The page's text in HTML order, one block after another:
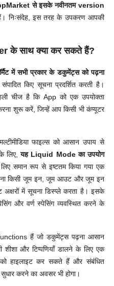
से इसके नवीनतम version
निःसंदेह, इस तरह के उपकरण आपकी
के साथ क्या कर सकते हैं?
में सभी प्रकार के डकुमेंट्स को पढ़ना
किए सूचना प्रदर्शित करती है।
चीज है कि App को एक उपयोक्ता
शुरू करें, जिन्हें आप किसी भी कंप्यूटर
फाइल्स को आसान उपाय से
लिए,यह Liquid Mode का उपयोग
समान रूप से इष्टतम किया गया एक
किसी जूम इन, जूम आउट और जूम इन
में सूचना डिस्प्ले करता है। इसके
और वर्ण स्पेसिंग व्यवस्थित करने के
हैं जो डकुमेंट्स पढ़ना आसान
और टिप्पणियाँ डालने के लिए एक
हाइलाइट कर सकते हैं और संबंधित
करने का अवसर भी होगा।